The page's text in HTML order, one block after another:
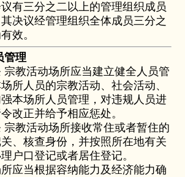
三分之二以上的管理组织成员
决议经管理组织全体成员三分之
效。
理
教活动场所应当建立健全人员管
所人员的宗教活动、社会活动、
本场所人员管理，对违规人员进
改正并给予相应惩处。
教活动场所接收常住或者暂住的
、核查身份，并按照所在地有关
户口登记或者居住登记。
当根据容纳能力及经济能力确